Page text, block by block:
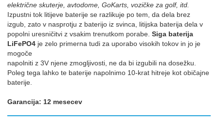
električne skuterje, avtodome, GoKarts, vozičke za golf, itd.
Izpustni tok litijeve baterije se razlikuje po tem, da dela brez
izgub, zato v nasprotju z baterijo iz svinca, litijska baterija dela v
popolni uresničitvi z vsakim trenutkom porabe. Siga baterija
LiFePO4 je zelo primerna tudi za uporabo visokih tokov in jo je
mogoče
napolniti z 3V njene zmogljivosti, ne da bi izgubili na dosežku.
Poleg tega lahko te baterije napolnimo 10-krat hitreje kot običajne
baterije.
Garancija: 12 mesecev